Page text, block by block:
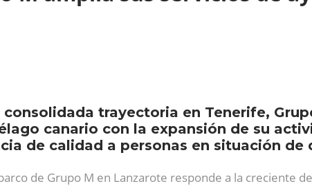
consolidada trayectoria en Tenerife,
canario con la expansión de su
de calidad a personas en situación
de Grupo M en Lanzarote responde a la creciente